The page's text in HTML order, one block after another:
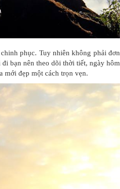
phục. Tuy nhiên không phải đơn
bạn nên theo dõi thời tiết, ngày hôm
mới đẹp một cách trọn vẹn.